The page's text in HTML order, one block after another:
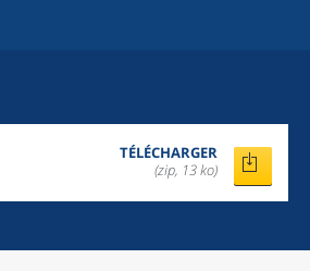
TÉLÉCHARGER
(zip, 13 ko)